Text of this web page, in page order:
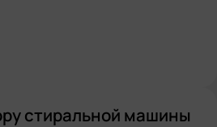
стиральной машины